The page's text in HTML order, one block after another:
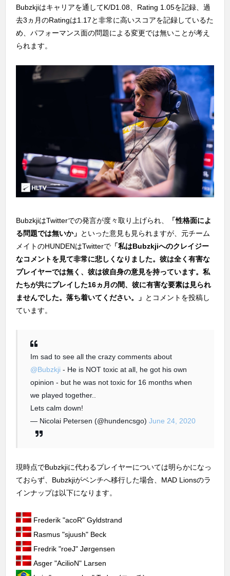
Bubzkjiはキャリアを通してK/D1.08、Rating 1.05を記録、過
去3ヵ月のRatingは1.17と非常に高いスコアを記録しているた
め、パフォーマンス面の問題による変更では無いことが考え
られます。
BubzkjiはTwitterでの発言が度々取り上げられ、
「性格面によ
る問題では無いか」 といった意見も見られますが、元チーム
メイトのHUNDENはTwitterで 「私はBubzkjiへのクレイジー
なコメントを見て非常に悲しくなりました。彼は全く有害な
プレイヤーでは無く、彼は彼自身の意見を持っています。私
たちが共にプレイした16ヵ月の間、彼に有害な要素は見られ
ませんでした。落ち着いてください。」 とコメントを投稿し
ています。
Im sad to see all the crazy comments about
@Bubzkji - He is NOT toxic at all, he got his own
opinion - but he was not toxic for 16 months when
we played together..
Lets calm down!
— Nicolai Petersen (@hundencsgo) June 24, 2020
現時点でBubzkjiに代わるプレイヤーについては明らかになっ
ておらず、Bubzkjiがベンチへ移行した場合、MAD Lionsのラ
インナップは以下になります。
Frederik "acoR" Gyldstrand
Rasmus "sjuush" Beck
Fredrik "roeJ" Jørgensen
Asger "AcilioN" Larsen